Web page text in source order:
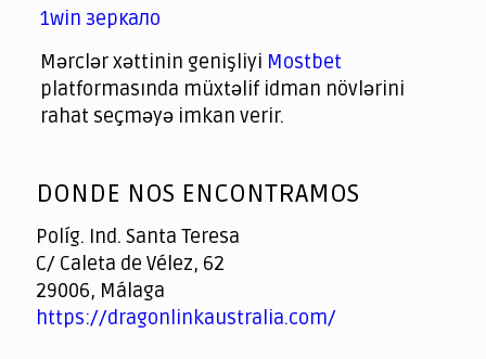
1win зеркало
Mərclər xəttinin genişliyi Mostbet
platformasında müxtəlif idman növlərini
rahat seçməyə imkan verir.
of
DONDE NOS ENCONTRAMOS
Políg. Ind. Santa Teresa
C/ Caleta de Vélez, 62
29006, Málaga
https://dragonlinkaustralia.com/